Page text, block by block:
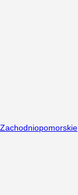
Zachodniopomorskie